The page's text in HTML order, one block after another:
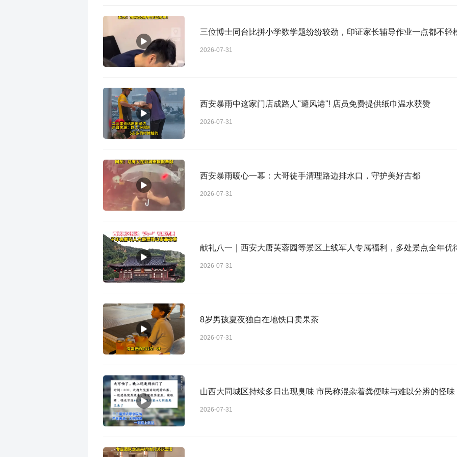
三位博士同台比拼小学数学题纷纷较劲，印证家长辅导作业一点都不轻
2026-07-31
西安暴雨中这家门店成路人"避风港"! 店员免费提供纸巾温水获赞
2026-07-31
西安暴雨暖心一幕：大哥徒手清理路边排水口，守护美好古都
2026-07-31
献礼八一｜西安大唐芙蓉园等景区上线军人专属福利，多处景点全年优
2026-07-31
8岁男孩夏夜独自在地铁口卖果茶
2026-07-31
山西大同城区持续多日出现臭味 市民称混杂着粪便味与难以分辨的怪味
2026-07-31